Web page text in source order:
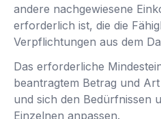
andere nachgewiesene
erforderlich ist, die die
Verpflichtungen aus dem
Das erforderliche
beantragtem Betrag und
und sich den Bedürfnissen
Einzelnen anpassen.